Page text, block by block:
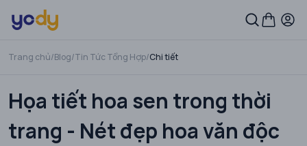
Trang chủ/Blog/Tin Tức Tổng Hợp/Chi tiết
Họa tiết hoa sen trong thời
trang - Nét đẹp hoa văn độc